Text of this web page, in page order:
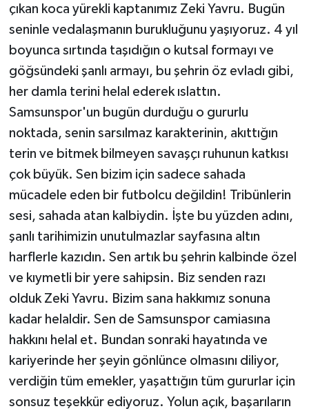
çıkan koca yürekli kaptanımız Zeki Yavru. Bugün
seninle vedalaşmanın burukluğunu yaşıyoruz. 4 yıl
boyunca sırtında taşıdığın o kutsal formayı ve
göğsündeki şanlı armayı, bu şehrin öz evladı gibi,
her damla terini helal ederek ıslattın.
Samsunspor'un bugün durduğu o gururlu
noktada, senin sarsılmaz karakterinin, akıttığın
terin ve bitmek bilmeyen savaşçı ruhunun katkısı
çok büyük. Sen bizim için sadece sahada
mücadele eden bir futbolcu değildin! Tribünlerin
sesi, sahada atan kalbiydin. İşte bu yüzden adını,
şanlı tarihimizin unutulmazlar sayfasına altın
harflerle kazıdın. Sen artık bu şehrin kalbinde özel
ve kıymetli bir yere sahipsin. Biz senden razı
olduk Zeki Yavru. Bizim sana hakkımız sonuna
kadar helaldir. Sen de Samsunspor camiasına
hakkını helal et. Bundan sonraki hayatında ve
kariyerinde her şeyin gönlünce olmasını diliyor,
verdiğin tüm emekler, yaşattığın tüm gururlar için
sonsuz teşekkür ediyoruz. Yolun açık, başarıların